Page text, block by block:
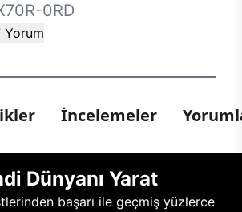
0RD
Yorum
İncelemeler
Dünyanı Yarat
başarı ile geçmiş yüzlerce